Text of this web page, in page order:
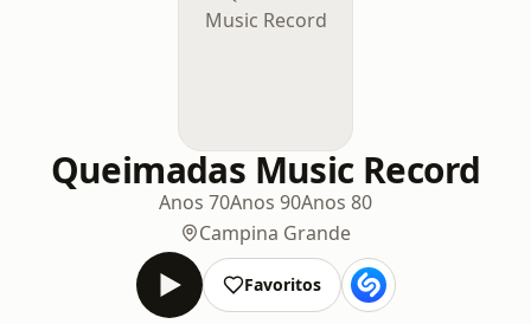
Queimadas Music Record
Anos 70Anos 90Anos 80
Campina Grande
Favoritos